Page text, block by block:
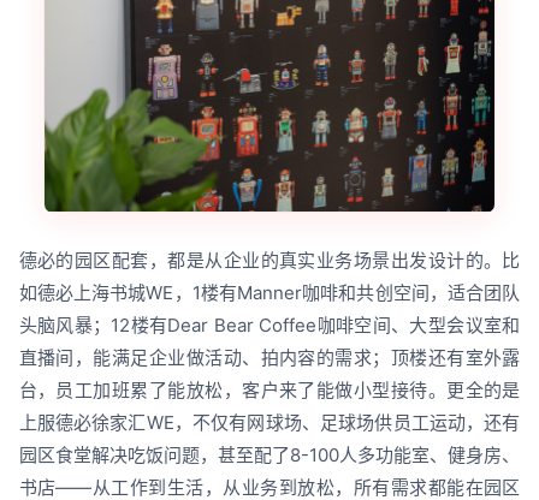
德必的园区配套，都是从企业的真实业务场景出发设计的。比
如德必上海书城WE，1楼有Manner咖啡和共创空间，适合团队
头脑风暴；12楼有Dear Bear Coffee咖啡空间、大型会议室和
直播间，能满足企业做活动、拍内容的需求；顶楼还有室外露
台，员工加班累了能放松，客户来了能做小型接待。更全的是
上服德必徐家汇WE，不仅有网球场、足球场供员工运动，还有
园区食堂解决吃饭问题，甚至配了8-100人多功能室、健身房、
书店——从工作到生活，从业务到放松，所有需求都能在园区